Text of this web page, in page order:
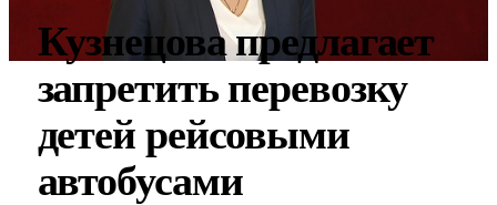
Кузнецова предлагает
запретить перевозку
детей рейсовыми
автобусами